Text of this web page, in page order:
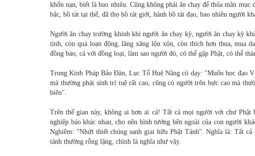
khốn nạn, biết là bao nhiêu. Cũng không phải ăn chay để thỏa mãn
bậc, bồ tát tại thế, đã thọ bồ tát giới, hành bồ tát đạo, bao nhiêu người
Người ăn chay trường khinh khi người ăn chay kỳ, người ăn chay kỳ
tịnh, còn quá loạn động, lăng xăng lộn xộn, còn thích hơn thua, mua
đồng bào, cả với đồng loại, làm sao người đó, có thể gặp Phật, có thể
Trong Kinh Pháp Bảo Ðàn, Lục Tổ Huệ Năng có dạy: "Muốn học đạo
mà thường phát sinh trí tuệ rất cao, cũng có người trên bực cao mà
biên".
Trên thế gian này, không ai hơn ai cả! Tất cả mọi người với chư
nghiệp báo khác nhau, cho nên hình tướng bên ngoài của con người
Nghiêm: "Nhứt thiết chúng sanh giai hữu Phật Tánh". Nghĩa là: Tất cả
tánh thường rỗng lặng, chính là nghĩa như vậy.